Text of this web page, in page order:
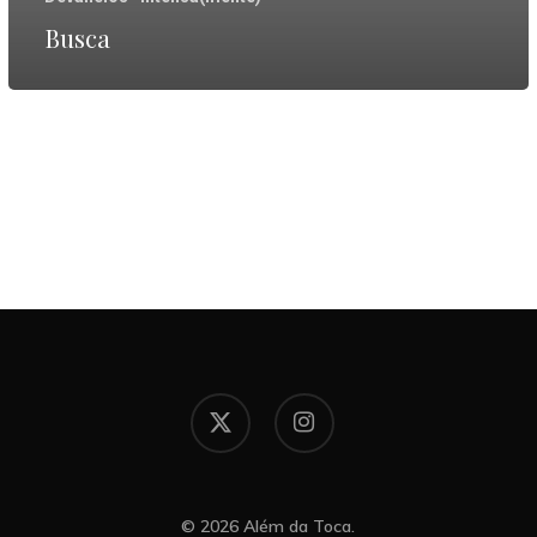
Busca
x-
twitter
instagram
© 2026 Além da Toca.